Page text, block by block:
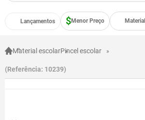
Lançamentos Menor Preço
Material escolarPincel escolar
Referência: 10239
TERMOS
1
4º
food